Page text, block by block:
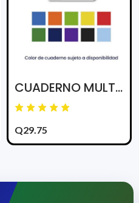
CUADERNO MULTIMATERIAS D/ANILLO 180 HJS COLORES 6 MATERIAS
Q29.75